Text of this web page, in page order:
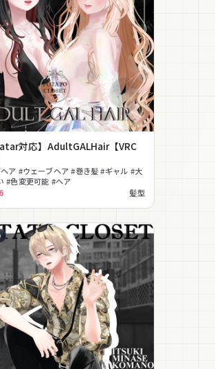
対応】AdultGALHair【VRC
ア #ウェーブヘア #巻き髪 #ギャル #大
#色変更可能 #ヘア
髪型